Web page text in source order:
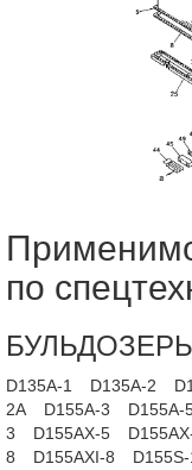
по
D135A-1 D135A-2
2A
D155A-3 D155A-
3
D155AX-5
8
D155AXI-8 D155S-